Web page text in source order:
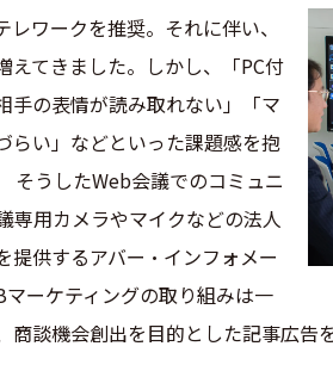
ワークを推奨。それに伴い、
えてきました。しかし、「PC付
手の表情が読み取れない」「マ
らい」などといった課題感を抱
そうしたWeb会議でのコミュニ
専用カメラやマイクなどの法人
提供するアバー・インフォメー
ーケティングの取り組みは一
商談機会創出を目的とした記事広